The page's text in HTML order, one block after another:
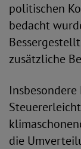
politischen
bedacht
zusätzliche
die